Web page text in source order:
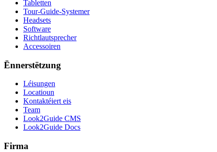
Tabletten
Tour-Guide-Systemer
Headsets
Software
Richtlautsprecher
Accessoiren
Ënnerstëtzung
Léisungen
Locatioun
Kontaktéiert eis
Team
Look2Guide CMS
Look2Guide Docs
Firma